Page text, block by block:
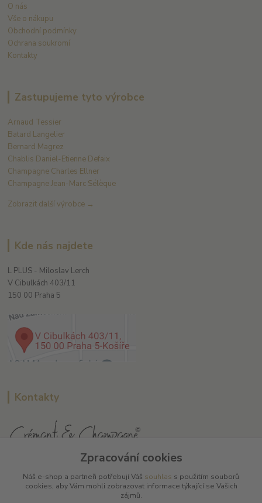
O nás
Vše o nákupu
Obchodní podmínky
Ochrana soukromí
Kontakty
Zastupujeme tyto výrobce
Arnaud Tessier
Batard Langelier
Bernard Magrez
Chablis Daniel-Etienne Defaix
Champagne Charles Ellner
Champagne Jean-Marc Sélèque
Zobrazit další výrobce →
Kde nás najdete
L PLUS - Miloslav Lerch
V Cibulkách 403/11
150 00 Praha 5
Kontakty
+420 608 885 840
Zpracování cookies
Náš e-shop a partneři potřebují Váš souhlas s použitím souborů
cookies, aby Vám mohli zobrazovat informace týkající se Vašich
zájmů.